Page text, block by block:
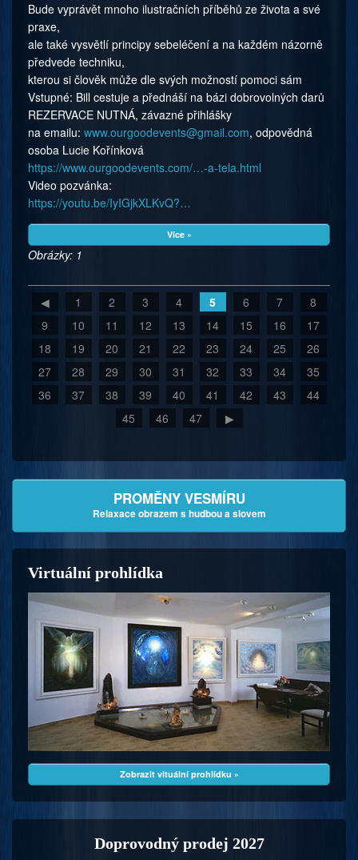
Bude vyprávět mnoho ilustračních příběhů ze života a své
praxe,
ale také vysvětlí principy sebeléčení a na každém názorně
předvede techniku,
kterou si člověk může dle svých možností pomoci sám
Vstupné: Bill cestuje a přednáší na bázi dobrovolných darů
REZERVACE NUTNÁ, závazné přihlášky
na emailu: www.ourgoodevents@gmail.com, odpovědná
osoba Lucie Kořínková
https://www.ourgoodevents.com/…-a-tela.html
Video pozvánka:
https://youtu.be/IyIGjkXLKvQ?…
Více »
Obrázky: 1
◀ 1 2 3 4 5 6 7
8
9
10 11 12 13 14 15 16
17
18
19 20 21 22 23 24 25
26
27
28 29 30 31 32 33 34
35
36
37 38 39 40 41 42 43
44
45
46 47 ▶
PROMĚNY VESMÍRU
Relaxace obrazem s hudbou a slovem
Virtuální prohlídka
Zobrazit vituální prohlídku »
Doprovodný prodej 2027